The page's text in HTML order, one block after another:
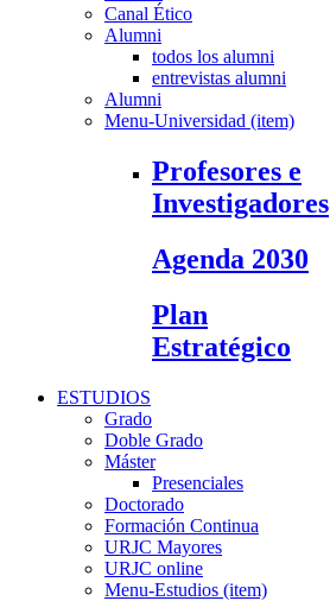
Canal Ético
Alumni
todos los alumni
entrevistas alumni
Alumni
Menu-Universidad (item)
Profesores e
Investigadores
Agenda 2030
Plan
Estratégico
ESTUDIOS
Grado
Doble Grado
Máster
Presenciales
Doctorado
Formación Continua
URJC Mayores
URJC online
Menu-Estudios (item)